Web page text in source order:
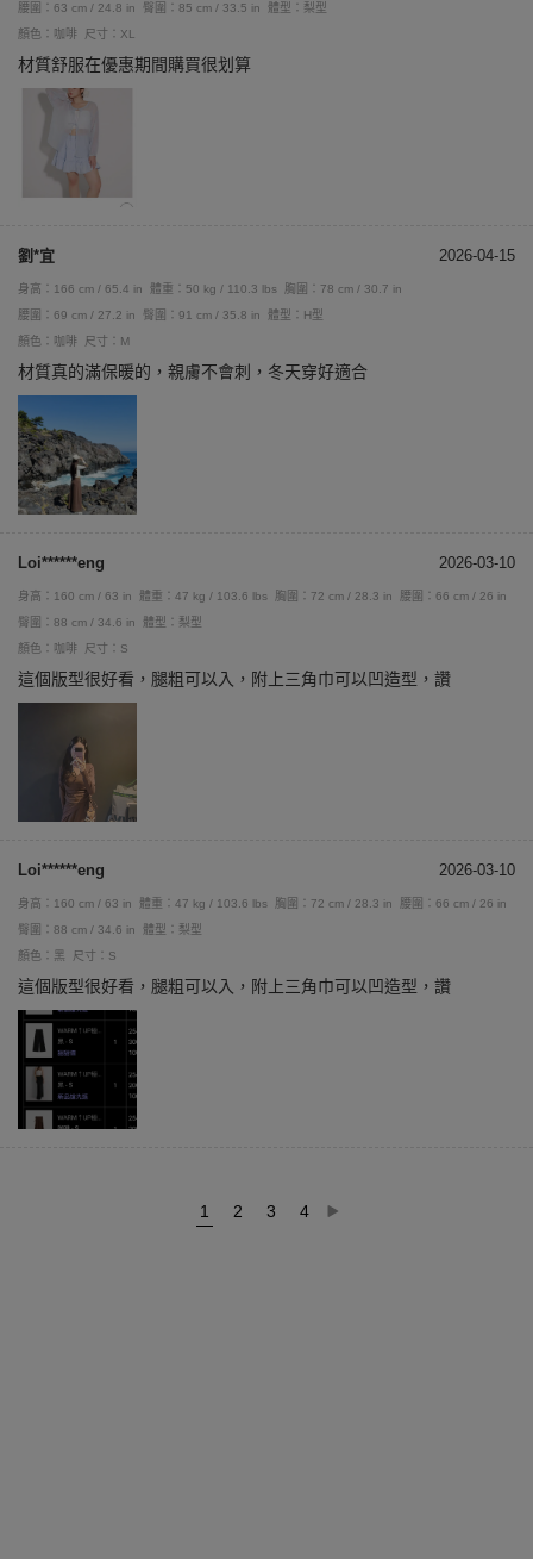
腰圍：63 cm / 24.8 in
臀圍：85 cm / 33.5 in
體型：梨型
顏色：咖啡
尺寸：XL
材質舒服在優惠期間購買很划算
劉*宜 2026-04-15
身高：166 cm / 65.4 in 體重：50 kg / 110.3 lbs
胸圍：78 cm / 30.7 in
腰圍：69 cm / 27.2 in
臀圍：91 cm / 35.8 in
體型：H型
顏色：咖啡
尺寸：M
材質真的滿保暖的，親膚不會刺，冬天穿好適合
Loi******eng 2026-03-10
身高：160 cm / 63 in 體重：47 kg / 103.6 lbs 胸圍：72 cm / 28.3 in
腰圍：66 cm / 26 in
臀圍：88 cm / 34.6 in
體型：梨型
顏色：咖啡
尺寸：S
這個版型很好看，腿粗可以入，附上三角巾可以凹造型，讚
Loi******eng 2026-03-10
身高：160 cm / 63 in 體重：47 kg / 103.6 lbs 胸圍：72 cm / 28.3 in
腰圍：66 cm / 26 in
臀圍：88 cm / 34.6 in
體型：梨型
顏色：黑
尺寸：S
這個版型很好看，腿粗可以入，附上三角巾可以凹造型，讚
1 2 3 4